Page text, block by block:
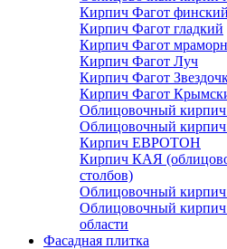
Кирпич Фагот
Кирпич Фагот гладкий
Кирпич Фагот
Кирпич Фагот Луч
Кирпич Фагот
Кирпич Фагот
Облицовочный
Облицовочный
Кирпич ЕВРОТОН
Кирпич КАЯ
столбов)
Облицовочный
Облицовочный
области
Фасадная плитка